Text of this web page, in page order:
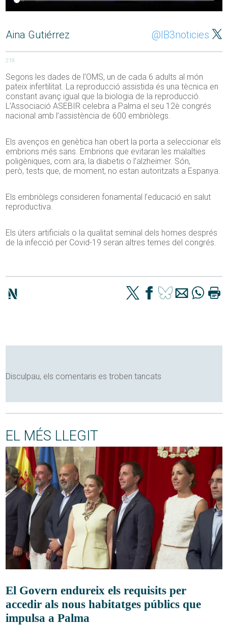
Aina Gutiérrez @IB3noticies
219
Segons les dades de l’OMS, un de cada 6 adults al món
pateix infertilitat. La reproducció assistida és una tècnica en
constant avanç igual que la biologia de la reproducció.
L’AssociacióASEBIR celebra a Palma el seu 12è congrés
nacional amb l’assistència de 600 embriòlegs.
Els avenços en genètica han obert la porta a seleccionar els
embrions més sans. Embrions que evitaran les malalties
poligèniques, com ara, la diabetis o l’alzheimer. Són,
però, tests que, de moment, no estan autoritzats a Espanya.
Els embriòlegs consideren fonamental l’educació en salut
reproductiva.
Els úters artificials o la qualitat seminal dels homes després
de la infecció per Covid-19 seran altres temes del congrés.
Disculpau, els comentaris es troben tancats
EL MÉS LLEGIT
El Govern endureix els requisits per
accedir als nous habitatges públics que
impulsa a Palma